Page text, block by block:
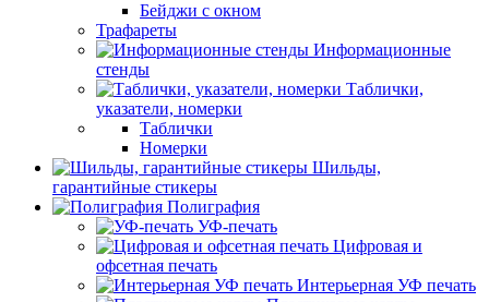
Бейджи с окном
Трафареты
Информационные
стенды
Таблички,
указатели, номерки
Таблички
Номерки
Шильды,
гарантийные стикеры
Полиграфия
УФ-печать
Цифровая и
офсетная печать
Интерьерная УФ печать